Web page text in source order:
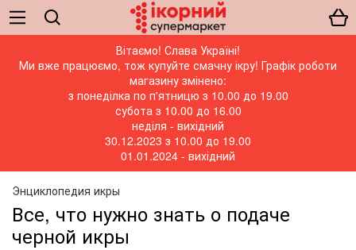
Вітаємо! Слава Україні!
Ми вже працюємо, тож купуйте смачну ікру! Графік роботи
магазину змінено:
з понеділка по п'ятницю з 10.00 до 19.00
субота з 10.00 до 16.00
неділя - вихідний
30.12.2023 з 10.00 до 19.00
01.01.2024 - вихідний
Энциклопедия икры
Все, что нужно знать о подаче
черной икры